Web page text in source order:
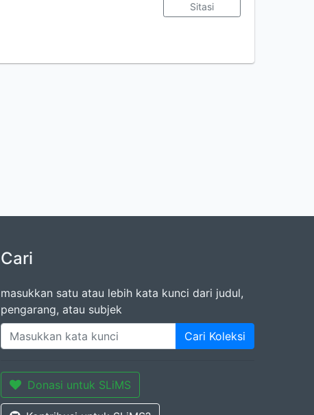
Sitasi
Cari
masukkan satu atau lebih kata kunci dari judul,
pengarang, atau subjek
Cari Koleksi
Donasi untuk SLiMS